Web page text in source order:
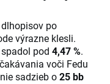
po
výrazne klesli.
spadol pod 4,47 %.
voči Fedu
sadzieb o25 bb